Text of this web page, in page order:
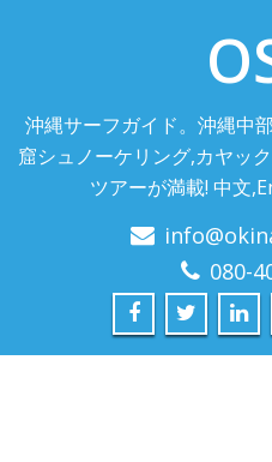
沖縄サーフガイド。沖縄中
窟シュノーケリング,カヤッ
ツアーが満載! 中文
080-